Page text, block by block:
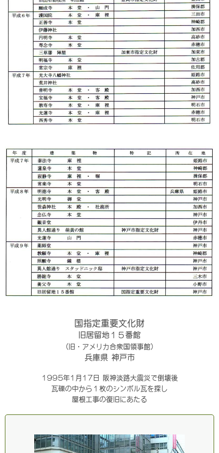
国指定重要文化財
旧居留地１５番館
(旧・アメリカ合衆国領事館)
兵庫県 神戸市
1995年1月17日 阪神淡路大震災で倒壊後
瓦礫の中から１枚のシンボル瓦を探し
屋根工事の復旧にあたる